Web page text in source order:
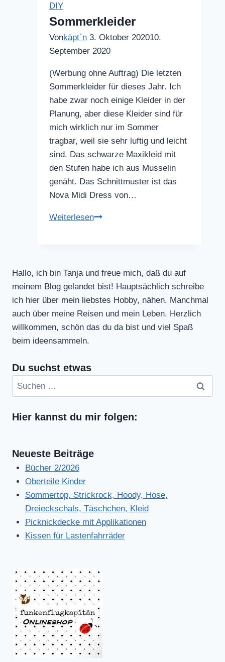
DIY
Sommerkleider
Vonkäpt`n 3. Oktober 202010.
September 2020
(Werbung ohne Auftrag) Die letzten
Sommerkleider für dieses Jahr. Ich
habe zwar noch einige Kleider in der
Planung, aber diese Kleider sind für
mich wirklich nur im Sommer
tragbar, weil sie sehr luftig und leicht
sind. Das schwarze Maxikleid mit
den Stufen habe ich aus Musselin
genäht. Das Schnittmuster ist das
Nova Midi Dress von…
WeiterlesenSommerkleider
Hallo, ich bin Tanja und freue mich, daß du auf
meinem Blog gelandet bist! Hauptsächlich schreibe
ich hier über mein liebstes Hobby, nähen. Manchmal
auch über meine Reisen und mein Leben. Herzlich
willkommen, schön das du da bist und viel Spaß
beim ideensammeln.
Du suchst etwas
Suchen
nach:
Hier kannst du mir folgen:
Neueste Beiträge
Bücher 2/2026
Oberteile Kinder
Sommertop, Strickrock, Hoody, Hose,
Dreieckschals, Täschchen, Kleid
Picknickdecke mit Applikationen
Kissen für Lastenfahrräder